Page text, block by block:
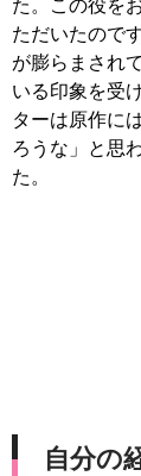
た。この役を
ただいたので
が膨らまされ
いる印象を受
ターは原作に
ろうな」と思
た。
自分の